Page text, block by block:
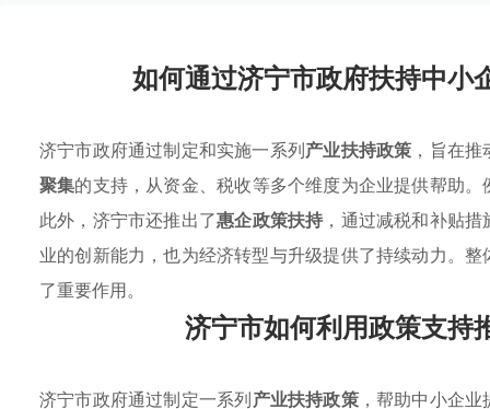
如何通过济宁市政府扶持中小
济宁市政府通过制定和实施一系列产业扶持政策 ，旨在
聚集的支持，从资金、税收等多个维度为企业提供帮助
此外，济宁市还推出了惠企政策扶持 ，通过减税和补贴
业的创新能力，也为经济转型与升级提供了持续动力。
了重要作用。
济宁市如何利用政策支持
济宁市政府通过制定一系列产业扶持政策，帮助中小企业